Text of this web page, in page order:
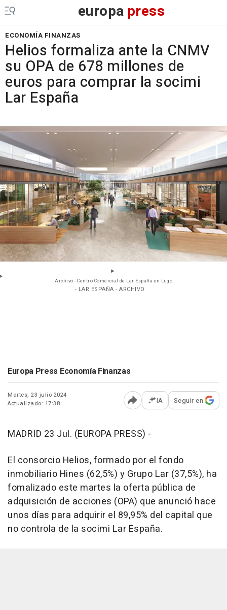
europa press
ECONOMÍA FINANZAS
Helios formaliza ante la CNMV
su OPA de 678 millones de
euros para comprar la socimi
Lar España
Archivo - Centro Comercial de Lar España en Lugo
- LAR ESPAÑA - ARCHIVO
Europa Press Economía Finanzas
Martes, 23 julio 2024
Actualizado: 17:38
Abrir opciones para
IA Seguir en
MADRID 23 Jul. (EUROPA PRESS) -
El consorcio Helios, formado por el fondo
inmobiliario Hines (62,5%) y Grupo Lar (37,5%), ha
fomalizado este martes la oferta pública de
adquisición de acciones (OPA) que anunció hace
unos días para adquirir el 89,95% del capital que
no controla de la socimi Lar España.